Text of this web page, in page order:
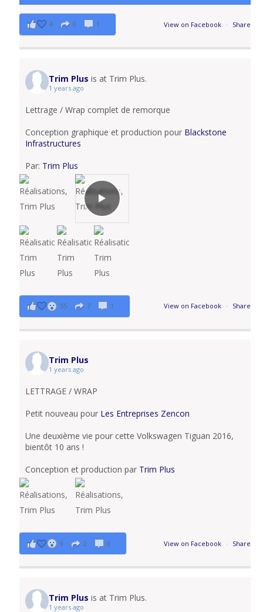
View on Facebook · Share
4 0 1
Trim Plus is at Trim Plus.
1 years ago
Lettrage / Wrap complet de remorque
Conception graphique et production pour Blackstone
Infrastructures
Par: Trim Plus
View on Facebook · Share
55 7 1
Trim Plus
1 years ago
LETTRAGE / WRAP
Petit nouveau pour Les Entreprises Zencon
Une deuxième vie pour cette Volkswagen Tiguan 2016,
bientôt 10 ans !
Conception et production par Trim Plus
View on Facebook · Share
9 2 0
Trim Plus is at Trim Plus.
1 years ago